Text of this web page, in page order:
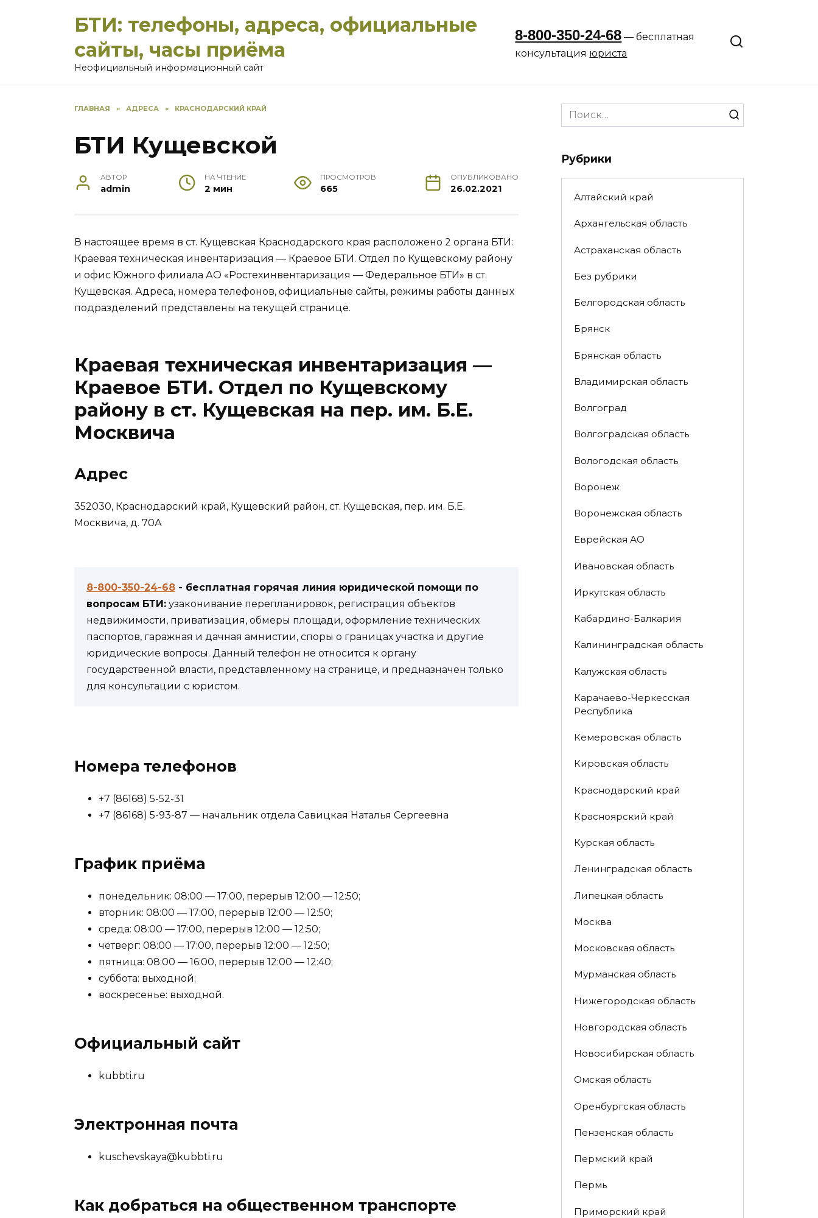
БТИ: телефоны, адреса, официальные
сайты, часы приёма
Неофициальный информационный сайт
8-800-350-24-68 — бесплатная
консультация юриста
ГЛАВНАЯ » АДРЕСА » КРАСНОДАРСКИЙ КРАЙ
БТИ Кущевской
АВТОР
admin
НА ЧТЕНИЕ
2 мин
ПРОСМОТРОВ
665
ОПУБЛИКОВАНО
26.02.2021
В настоящее время в ст. Кущевская Краснодарского края расположено 2 органа БТИ:
Краевая техническая инвентаризация — Краевое БТИ. Отдел по Кущевскому району
и офис Южного филиала АО «Ростехинвентаризация — Федеральное БТИ» в ст.
Кущевская. Адреса, номера телефонов, официальные сайты, режимы работы данных
подразделений представлены на текущей странице.
Краевая техническая инвентаризация —
Краевое БТИ. Отдел по Кущевскому
району в ст. Кущевская на пер. им. Б.Е.
Москвича
Адрес
352030, Краснодарский край, Кущевский район, ст. Кущевская, пер. им. Б.Е.
Москвича, д. 70А
8-800-350-24-68 - бесплатная горячая линия юридической помощи по
вопросам БТИ: узаконивание перепланировок, регистрация объектов
недвижимости, приватизация, обмеры площади, оформление технических
паспортов, гаражная и дачная амнистии, споры о границах участка и другие
юридические вопросы. Данный телефон не относится к органу
государственной власти, представленному на странице, и предназначен только
для консультации с юристом.
Номера телефонов
+7 (86168) 5-52-31
+7 (86168) 5-93-87 — начальник отдела Савицкая Наталья Сергеевна
График приёма
понедельник: 08:00 — 17:00, перерыв 12:00 — 12:50;
вторник: 08:00 — 17:00, перерыв 12:00 — 12:50;
среда: 08:00 — 17:00, перерыв 12:00 — 12:50;
четверг: 08:00 — 17:00, перерыв 12:00 — 12:50;
пятница: 08:00 — 16:00, перерыв 12:00 — 12:40;
суббота: выходной;
воскресенье: выходной.
Официальный сайт
kubbti.ru
Электронная почта
kuschevskaya@kubbti.ru
Как добраться на общественном транспорте
Search
for:
Рубрики
Алтайский край
Архангельская область
Астраханская область
Без рубрики
Белгородская область
Брянск
Брянская область
Владимирская область
Волгоград
Волгоградская область
Вологодская область
Воронеж
Воронежская область
Еврейская АО
Ивановская область
Иркутская область
Кабардино-Балкария
Калининградская область
Калужская область
Карачаево-Черкесская
Республика
Кемеровская область
Кировская область
Краснодарский край
Красноярский край
Курская область
Ленинградская область
Липецкая область
Москва
Московская область
Мурманская область
Нижегородская область
Новгородская область
Новосибирская область
Омская область
Оренбургская область
Пензенская область
Пермский край
Пермь
Приморский край